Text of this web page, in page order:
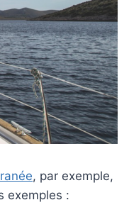
, par exemple,
exemples :